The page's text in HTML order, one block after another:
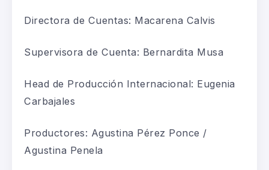
Directora de Cuentas: Macarena Calvis
Supervisora de Cuenta: Bernardita Musa
Head de Producción Internacional: Eugenia
Carbajales
Productores: Agustina Pérez Ponce /
Agustina Penela